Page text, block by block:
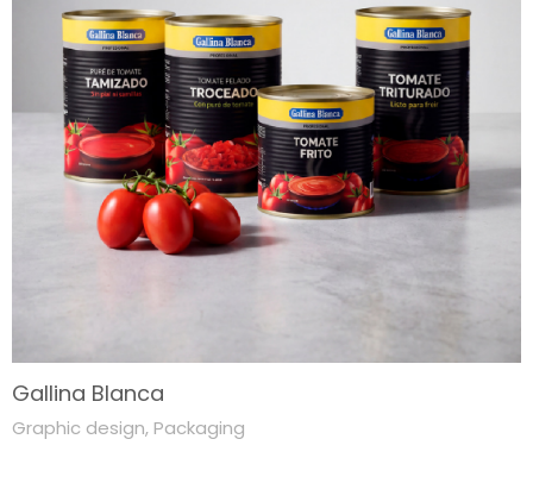
Gallina Blanca
Graphic design, Packaging